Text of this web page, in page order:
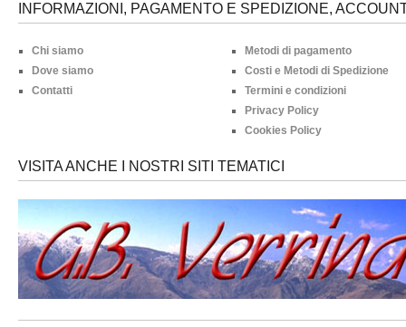
INFORMAZIONI, PAGAMENTO E SPEDIZIONE,
Chi siamo
Dove siamo
Contatti
Metodi di pagamento
Costi e Metodi di Spedizione
Termini e condizioni
Privacy Policy
Cookies Policy
VISITA ANCHE I NOSTRI SITI TEMATICI